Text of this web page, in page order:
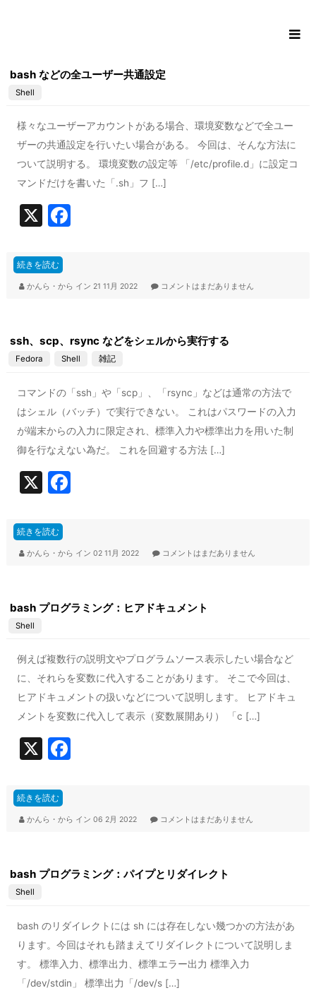
bash などの全ユーザー共通設定
Shell
様々なユーザーアカウントがある場合、環境変数などで全ユー
ザーの共通設定を行いたい場合がある。 今回は、そんな方法に
ついて説明する。 環境変数の設定等 「/etc/profile.d」に設定コ
マンドだけを書いた「.sh」フ […]
X F
e
o
続きを読む
かんら・から イン 21 11月 2022 コメントはまだありません
ssh、scp、rsync などをシェルから実行する
Fedora Shell 雑記
コマンドの「ssh」や「scp」、「rsync」などは通常の方法で
はシェル（バッチ）で実行できない。 これはパスワードの入力
が端末からの入力に限定され、標準入力や標準出力を用いた制
御を行なえない為だ。 これを回避する方法 […]
X F
e
o
o
続きを読む
かんら・から イン 02 11月 2022 コメントはまだありません
bash プログラミング：ヒアドキュメント
Shell
例えば複数行の説明文やプログラムソース表示したい場合など
に、それらを変数に代入することがあります。 そこで今回は、
ヒアドキュメントの扱いなどについて説明します。 ヒアドキュ
メントを変数に代入して表示（変数展開あり） 「c […]
X F
e
o
o
続きを読む
かんら・から イン 06 2月 2022 コメントはまだありません
bash プログラミング：パイプとリダイレクト
Shell
bash のリダイレクトには sh には存在しない幾つかの方法があ
ります。今回はそれも踏まえてリダイレクトについて説明しま
す。 標準入力、標準出力、標準エラー出力 標準入力
「/dev/stdin」 標準出力「/dev/s […]